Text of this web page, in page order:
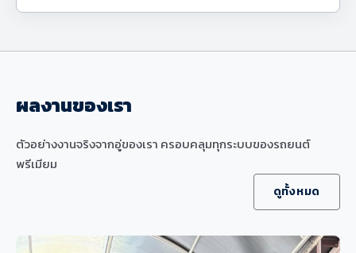
ผลงานของเรา
ตัวอย่างงานจริงจากอู่ของเรา ครอบคลุมทุกระบบของรถยนต์
พรีเมียม
ดูทั้งหมด